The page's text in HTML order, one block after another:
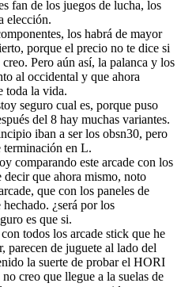
fan de los juegos de lucha, los
elección.
los habrá de mayor
porque el precio no te dice si
Pero aún así, la palanca y los
al occidental y que ahora
toda la vida.
seguro cual es, porque puso
del 8 hay muchas variantes.
iban a ser los obsn30, pero
terminación en L.
comparando este arcade con los
decir que ahora mismo, noto
que con los paneles de
¿será por los
es que si.
todos los arcade stick que he
parecen de juguete al lado del
la suerte de probar el HORI
creo que llegue a la suelas de